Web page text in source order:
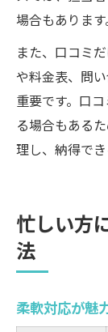
場合もあります
また、口コミ
や料金表、問
重要です。口
る場合もある
理し、納得で
忙しい方
法
柔軟対応が魅